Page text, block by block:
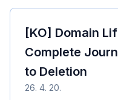
[KO] Domain
Complete
to Deletion
26. 4. 20.